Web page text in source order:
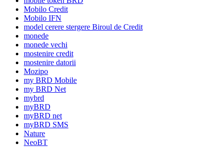
Mobilo Credit
Mobilo IFN
model cerere stergere Biroul de Credit
monede
monede vechi
mostenire credit
mostenire datorii
Mozipo
my BRD Mobile
my BRD Net
mybrd
myBRD
myBRD net
myBRD SMS
Nature
NeoBT